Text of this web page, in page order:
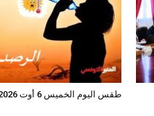
طقس اليوم الخميس 6 أوت 2026